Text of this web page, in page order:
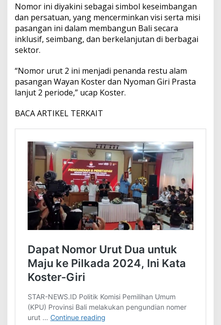
d
u
p
k
a
M
A
B
a
i
a
n
d
a
r
a
Nomor ini diyakini sebagai simbol keseimbangan
dan persatuan, yang mencerminkan visi serta misi
pasangan ini dalam membangun Bali secara
inklusif, seimbang, dan berkelanjutan di berbagai
sektor.
“Nomor urut 2 ini menjadi penanda restu alam
pasangan Wayan Koster dan Nyoman Giri Prasta
lanjut 2 periode,” ucap Koster.
BACA ARTIKEL TERKAIT